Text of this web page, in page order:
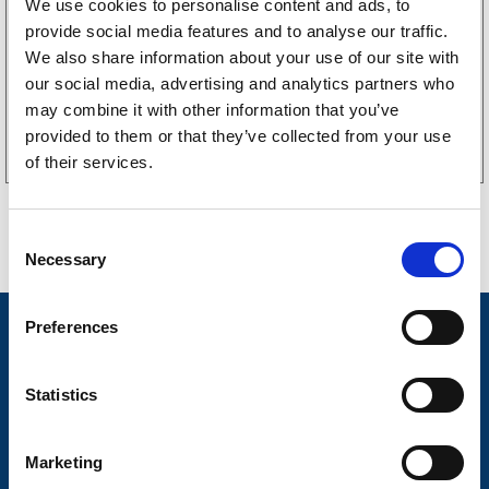
We use cookies to personalise content and ads, to
provide social media features and to analyse our traffic.
We also share information about your use of our site with
our social media, advertising and analytics partners who
may combine it with other information that you’ve
provided to them or that they’ve collected from your use
of their services.
n
Necessary
Preferences
Statistics
Marketing
kr (190kr exkl. moms)
Köp online
Nyheter
Våra produkter